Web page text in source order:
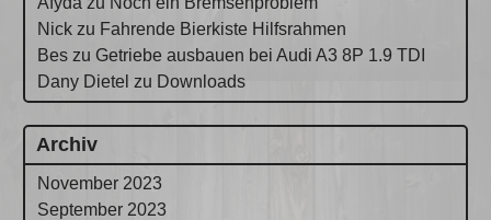
Nick zu Fahrende Bierkiste Hilfsrahmen
Bes zuGetriebe ausbauen bei Audi A3 8P 1.9 TDI
Dany Dietel zu Downloads
Archiv
November 2023
September 2023